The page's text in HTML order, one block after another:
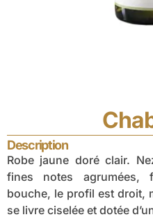
Description
Robe jaune doré clair.
fines notes agrumées,
bouche, le profil est droit,
se livre ciselée et dotée